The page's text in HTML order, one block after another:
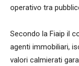
operativo tra
Secondo la Fiaip il
agenti immobiliari,
valori calmierati